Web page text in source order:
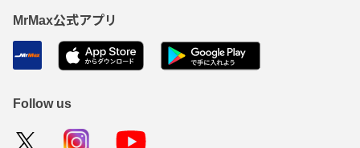
MrMax公式アプリ
Follow us